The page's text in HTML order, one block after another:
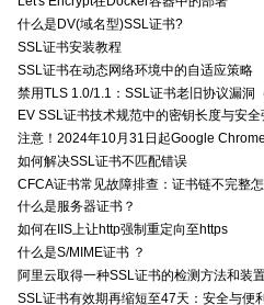
什么是DV(域名型)SSL证书?
SSL证书安装教程
SSL证书在动态网络环境中的自适应策略
禁用TLS 1.0/1.1：SSL证书老旧协议漏洞
EV SSL证书技术规范中的密钥长度与安
如何解决SSL证书不匹配错误
CFCA证书常见故障排查：证书链不完整
什么是服务器证书？
如何在IIS上让http强制重定向至https
什么是S/MIME证书 ？
阿里云取得一种SSL证书的检测方法和装
SSL证书有效期再缩短至47天：安全与便